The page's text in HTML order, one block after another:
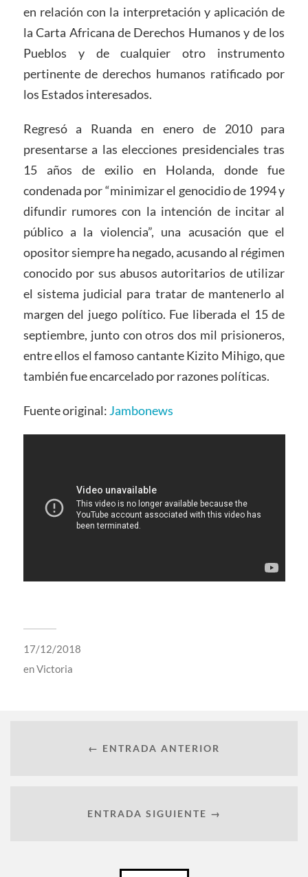
en relación con la interpretación y aplicación de
la Carta Africana de Derechos Humanos y de los
Pueblos y de cualquier otro instrumento
pertinente de derechos humanos ratificado por
los Estados interesados.
Regresó a Ruanda en enero de 2010 para
presentarse a las elecciones presidenciales tras
15 años de exilio en Holanda, donde fue
condenada por “minimizar el genocidio de 1994 y
difundir rumores con la intención de incitar al
público a la violencia”, una acusación que el
opositor siempre ha negado, acusando al régimen
conocido por sus abusos autoritarios de utilizar
el sistema judicial para tratar de mantenerlo al
margen del juego político. Fue liberada el 15 de
septiembre, junto con otros dos mil prisioneros,
entre ellos el famoso cantante Kizito Mihigo, que
también fue encarcelado por razones políticas.
Fuente original: Jambonews
17/12/2018
enVictoria
← ENTRADA ANTERIOR
ENTRADA SIGUIENTE →